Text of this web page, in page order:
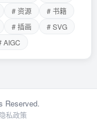
# 资源
# 书籍
# 插画
# SVG
AIGC
Reserved.
隐私政策